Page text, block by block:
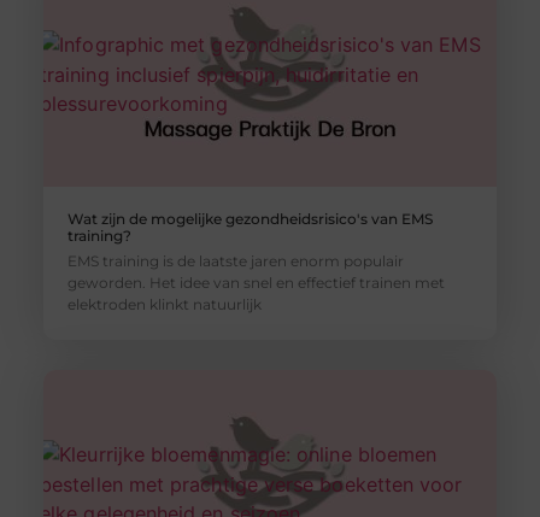
Wat zijn de mogelijke gezondheidsrisico's van EMS
training?
EMS training is de laatste jaren enorm populair
geworden. Het idee van snel en effectief trainen met
elektroden klinkt natuurlijk